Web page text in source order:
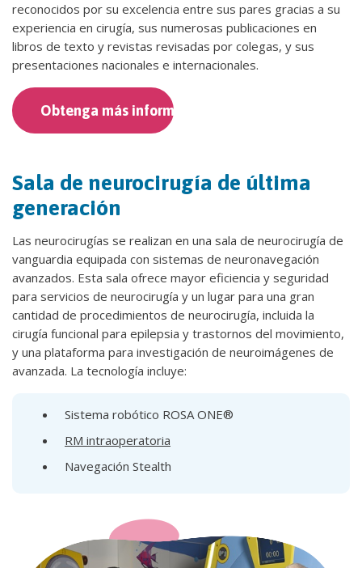
reconocidos por su excelencia entre sus pares gracias a su
experiencia en cirugía, sus numerosas publicaciones en
libros de texto y revistas revisadas por colegas, y sus
presentaciones nacionales e internacionales.
Obtenga más información
Sala de neurocirugía de última
generación
Las neurocirugías se realizan en una sala de neurocirugía de
vanguardia equipada con sistemas de neuronavegación
avanzados. Esta sala ofrece mayor eficiencia y seguridad
para servicios de neurocirugía y un lugar para una gran
cantidad de procedimientos de neurocirugía, incluida la
cirugía funcional para epilepsia y trastornos del movimiento,
y una plataforma para investigación de neuroimágenes de
avanzada. La tecnología incluye:
Sistema robótico ROSA ONE®
RM intraoperatoria
Navegación Stealth